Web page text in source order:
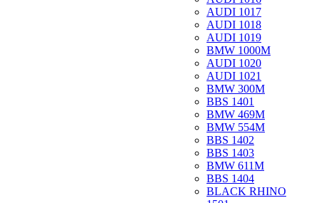
AUDI 1017
AUDI 1018
AUDI 1019
BMW 1000M
AUDI 1020
AUDI 1021
BMW 300M
BBS 1401
BMW 469M
BMW 554M
BBS 1402
BBS 1403
BMW 611M
BBS 1404
BLACK RHINO